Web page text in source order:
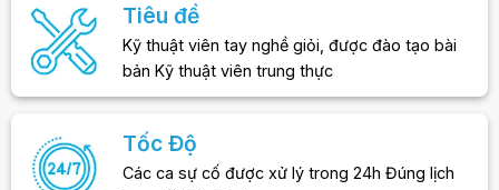
Tiêu đề
Kỹ thuật viên tay nghề giỏi, được đào tạo bài
bản Kỹ thuật viên trung thực
Tốc Độ
Các ca sự cố được xử lý trong 24h Đúng lịch